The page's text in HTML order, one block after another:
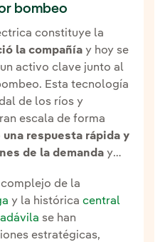
bombeo
constituye la
la compañía y hoy se
activo clave junto al
Esta tecnología
de los ríos y
escala de forma
una respuesta rápida y
de la demanday
.
de la
y la históricacentral
se han
estratégicas,